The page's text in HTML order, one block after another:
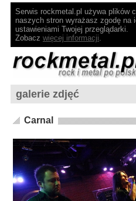
Serwis rockmetal.pl używa plików
naszych stron wyrażasz zgodę na
ustawieniami Twojej przeglądarki.
Zobacz więcej informacji.
galerie zdjęć
Carnal